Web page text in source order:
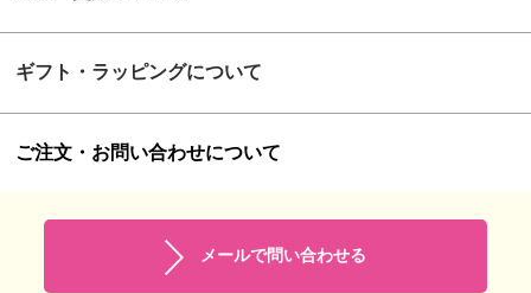
ギフト・ラッピングについて
ご注文・お問い合わせについて
メールで問い合わせる